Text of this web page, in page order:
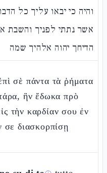
והיה כי יבאו עליך כל
אשר נתתי לפניך והשבת
הדיחך יהוה אלהיך שמה
σὲ πάντα τὰ ῥήματα
ἣν ἔδωκα πρὸ
τὴν καρδίαν σου ἐν
σε διασκορπίσῃ